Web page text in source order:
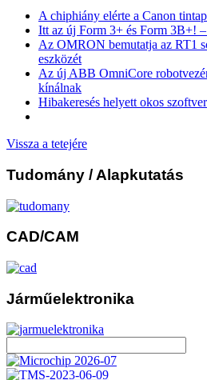
A chiphiány elérte a Canon
Itt az új Form 3+ és Form 3B+!
Az OMRON bemutatja az RT1
eszközét
Az új ABB OmniCore
kínálnak
Hibakeresés helyett okos szoftver
Vissza a tetejére
Tudomány / Alapkutatás
CAD/CAM
Járműelektronika